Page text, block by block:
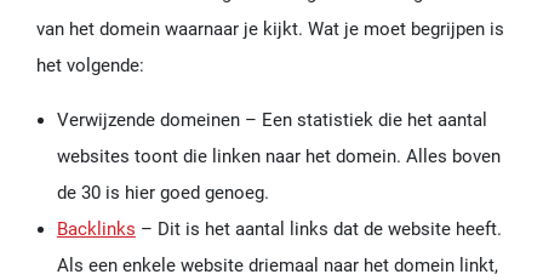
van het domein waarnaar je kijkt. Wat je moet begrijpen is
het volgende:
Verwijzende domeinen – Een statistiek die het aantal
websites toont die linken naar het domein. Alles boven
de 30 is hier goed genoeg.
Backlinks – Dit is het aantal links dat de website heeft.
Als een enkele website driemaal naar het domein linkt,